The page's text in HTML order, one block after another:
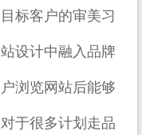
标客户的审美习
设计中融入品牌
浏览网站后能够
于很多计划走品